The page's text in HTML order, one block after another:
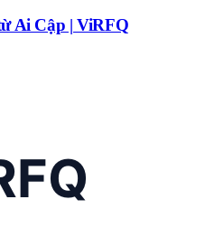
Ai Cập | ViRFQ